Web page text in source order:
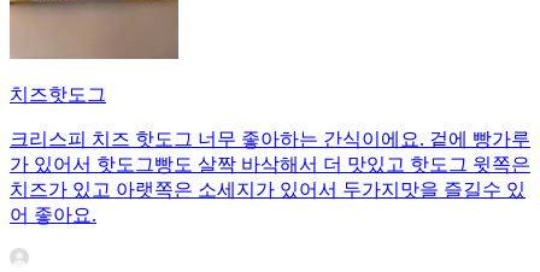
치즈핫도그
크리스피 치즈 핫도그 너무 좋아하는 간식이에요. 겉에 빵가루
가 있어서 핫도그빵도 살짝 바삭해서 더 맛있고 핫도그 윗쪽은
치즈가 있고 아랫쪽은 소세지가 있어서 두가지맛을 즐길수 있
어 좋아요.